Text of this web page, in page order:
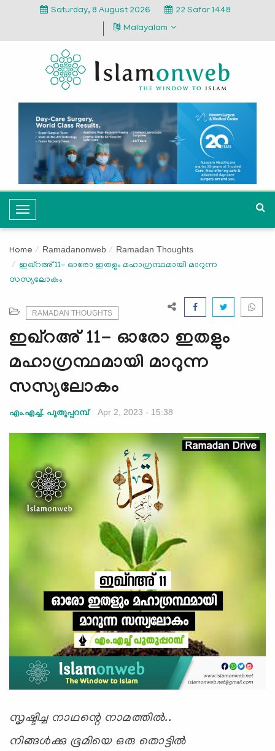
Saturday, 8 August 2026
22 Safar 1448
Malayalam
T
o
g
l
e
v
i
g
t
o
n
Home Ramadanonweb Ramadan Thoughts
ഇഖ്റഅ് 11- ഓരോ ഇതളും മഹാഗ്രന്ഥമായി മാറുന്ന
സസ്യലോകം
RAMADAN THOUGHTS
ഇഖ്റഅ് 11- ഓരോ ഇതളും
മഹാഗ്രന്ഥമായി മാറുന്ന
സസ്യലോകം
എം.എച്ച്. പുതുപ്പറമ്പ് Apr 2, 2023 - 15:38
സൃഷ്ടിച്ച നാഥന്റെ നാമത്തില്‍..
നിങ്ങള്‍ക്കു ഭൂമിയെ ഒരു തൊട്ടില്‍